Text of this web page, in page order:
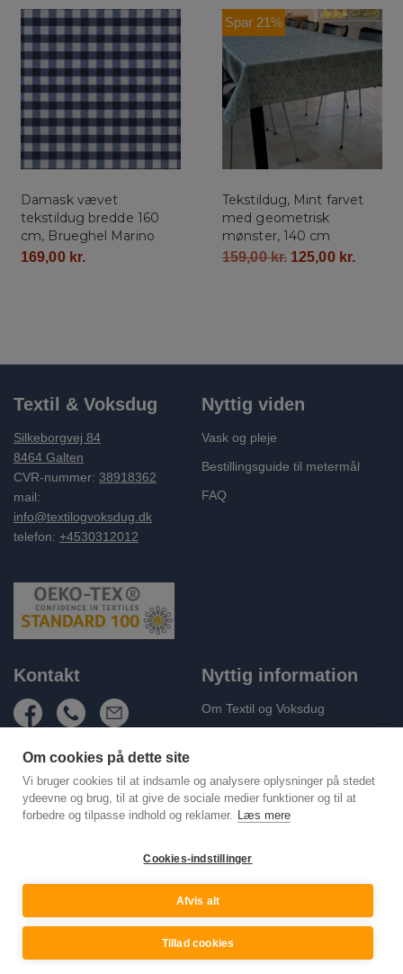
Damask vævet
tekstildug bredde 160
cm, Brueghel Marino
169,00 kr.
Spar 21%
Tekstildug, Mint farvet
med geometrisk
mønster, 140 cm
159,00kr. 125,00 kr.
Textil & Voksdug
Silkeborgvej 84
8464 Galten
CVR-nummer: 38918362
mail:
info@textilogvoksdug.dk
telefon: +4530312012
Nyttig viden
Vask og pleje
Bestillingsguide til metermål
FAQ
Kontakt Nyttig information
Om Textil og Voksdug
Persondatapolitik
Cookie Policy (EU)
Kontakt os
Om cookies på dette site
Vi bruger cookies til at indsamle og analysere oplysninger på stedet
ydeevne og brug, til at give de sociale medier funktioner og til at
forbedre og tilpasse indhold og reklamer. Læs mere
Cookies-indstillinger
Afvis alt
Tillad cookies